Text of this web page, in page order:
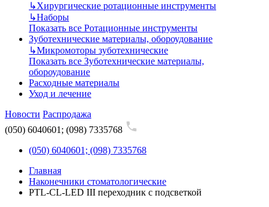
↳Хирургические ротационные инструменты
↳Наборы
Показать все Ротационные инструменты
Зуботехнические материалы, обороудование
↳Микромоторы зуботехнические
Показать все Зуботехнические материалы,
обороудование
Расходные материалы
Уход и лечение
Новости Распродажа
(050) 6040601; (098) 7335768
(050) 6040601; (098) 7335768
Главная
Наконечники стоматологические
PTL-CL-LED III переходник с подсветкой